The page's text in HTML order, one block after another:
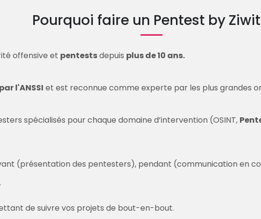
Pourquoi faire un Pentest by
offensive et pentestsdepuis plus de 10 ans.
l'ANSSI et est reconnue comme experte par les plus grandes
spécialisés pour chaque domaine d’intervention (OSINT,
(présentation des pentesters), pendant (communication en
de suivre vos projets de bout-en-bout.